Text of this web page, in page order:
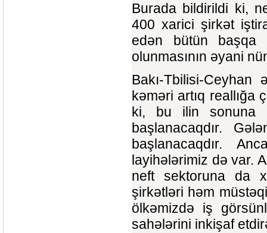
Burada bildirildi ki,
400 xarici şirkət
edən bütün başqa
olunmasının əyani
Bakı-Tbilisi-
kəməri artıq
ki, bu ilin sonuna
başlanacaqdır.
başlanacaqdır.
layihələrimiz də var.
neft sektoruna da
şirkətləri həm
ölkəmizdə iş
sahələrini inkişaf